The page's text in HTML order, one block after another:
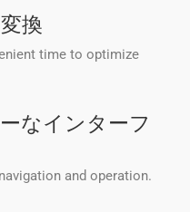
換
time to optimize
なインターフ
and operation.